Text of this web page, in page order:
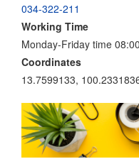
034-322-211
Working Time
Monday-Friday time
Coordinates
13.7599133,